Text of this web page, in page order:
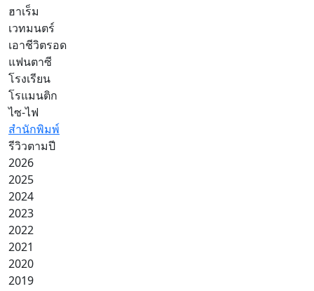
ฮาเร็ม
เวทมนตร์
เอาชีวิตรอด
แฟนตาซี
โรงเรียน
โรแมนติก
ไซ-ไฟ
สำนักพิมพ์
รีวิวตามปี
2026
2025
2024
2023
2022
2021
2020
2019